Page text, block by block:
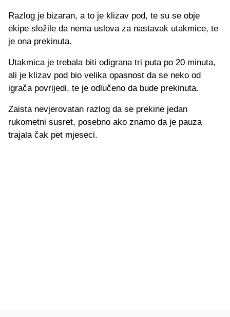
Razlog je bizaran, a to je klizav pod, te su se obje
ekipe složile da nema uslova za nastavak utakmice, te
je ona prekinuta.
Utakmica je trebala biti odigrana tri puta po 20 minuta,
ali je klizav pod bio velika opasnost da se neko od
igrača povrijedi, te je odlučeno da bude prekinuta.
Zaista nevjerovatan razlog da se prekine jedan
rukometni susret, posebno ako znamo da je pauza
trajala čak pet mjeseci.